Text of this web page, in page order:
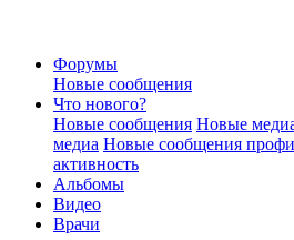
Форумы
Новые сообщения
Что нового?
Новые сообщения Новые
медиа Новые сообщения
активность
Альбомы
Видео
Врачи